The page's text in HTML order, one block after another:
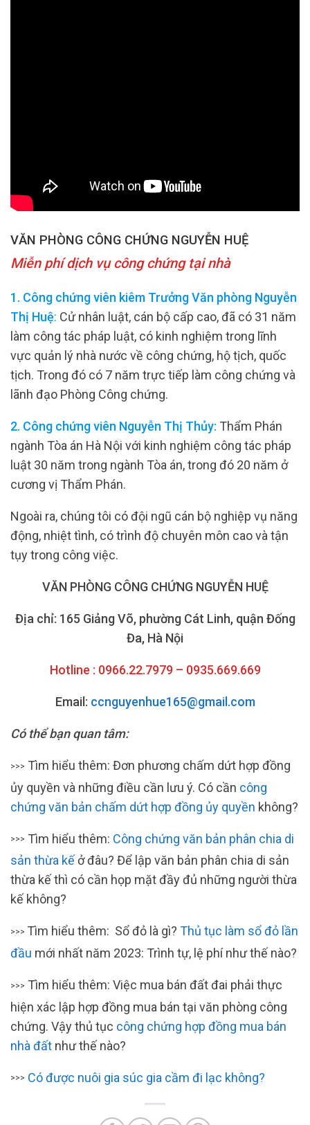
VĂN PHÒNG CÔNG CHỨNG NGUYỄN HUỆ
Miễn phí dịch vụ công chứng tại nhà
1. Công chứng viên kiêm Trưởng Văn phòng Nguyễn
Thị Huệ: Cử nhân luật, cán bộ cấp cao, đã có 31 năm
làm công tác pháp luật, có kinh nghiệm trong lĩnh
vực quản lý nhà nước về công chứng, hộ tịch, quốc
tịch. Trong đó có 7 năm trực tiếp làm công chứng và
lãnh đạo Phòng Công chứng.
2. Công chứng viên Nguyễn Thị Thủy: Thẩm Phán
ngành Tòa án Hà Nội với kinh nghiệm công tác pháp
luật 30 năm trong ngành Tòa án, trong đó 20 năm ở
cương vị Thẩm Phán.
Ngoài ra, chúng tôi có đội ngũ cán bộ nghiệp vụ năng
động, nhiệt tình, có trình độ chuyên môn cao và tận
tụy trong công việc.
VĂN PHÒNG CÔNG CHỨNG NGUYỄN HUỆ
Địa chỉ: 165 Giảng Võ, phường Cát Linh, quận Đống
Đa, Hà Nội
Hotline : 0966.22.7979 – 0935.669.669
Email: ccnguyenhue165@gmail.com
Có thể bạn quan tâm:
>>> Tìm hiểu thêm: Đơn phương chấm dứt hợp đồng
ủy quyền và những điều cần lưu ý. Có cần công
chứng văn bản chấm dứt hợp đồng ủy quyền không?
>>> Tìm hiểu thêm: Công chứng văn bản phân chia di
sản thừa kếở đâu? Để lập văn bản phân chia di sản
thừa kế thì có cần họp mặt đầy đủ những người thừa
kế không?
>>> Tìm hiểu thêm: Sổ đỏ là gì? Thủ tục làm sổ đỏ lần
đầu mới nhất năm 2023: Trình tự, lệ phí như thế nào?
>>> Tìm hiểu thêm: Việc mua bán đất đai phải thực
hiện xác lập hợp đồng mua bán tại văn phòng công
chứng. Vậy thủ tục công chứng hợp đồng mua bán
nhà đất như thế nào?
>>> Có được nuôi gia súc gia cầm đi lạc không?